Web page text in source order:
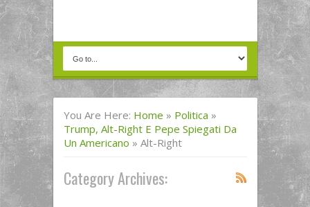
You Are Here: Home » Politica »
Trump, Alt-Right E Pepe Spiegati Da
Un Americano » Alt-Right
Category Archives: